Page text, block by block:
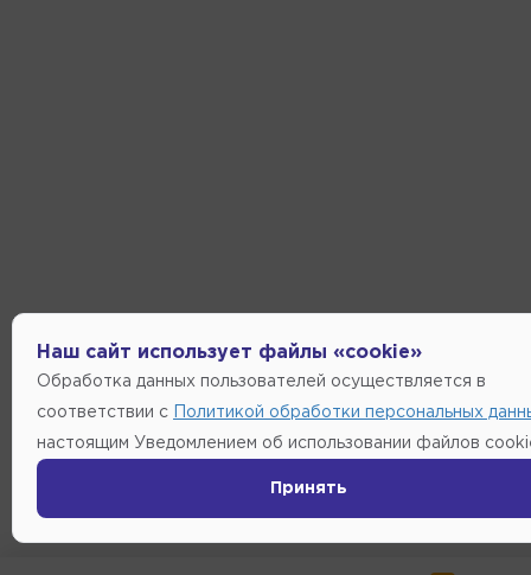
Наш сайт использует файлы «cookie»
Обработка данных пользователей осуществляется в
соответствии с Политикой обработки персональных
настоящим Уведомлением об использовании файлов
Принять